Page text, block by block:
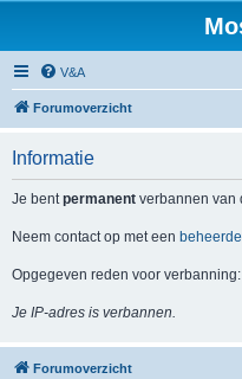
V&A
Forumoverzicht
Informatie
Je bentpermanent verbannen van
Neem contact op met een
Opgegeven reden voor verbanning:
Je IP-adres is verbannen.
Forumoverzicht